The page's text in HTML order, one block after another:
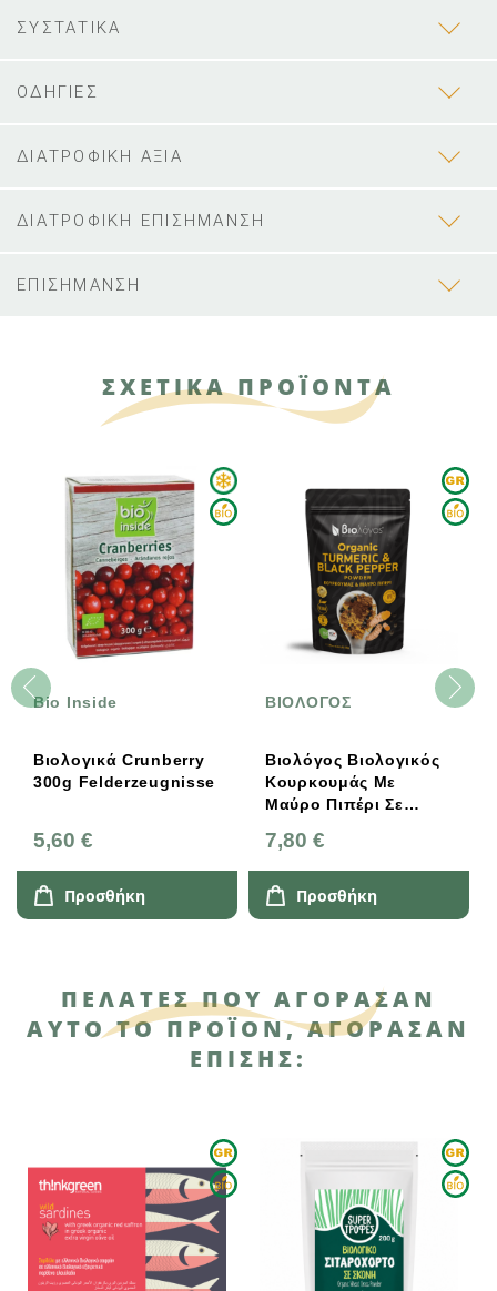
ΣΥΣΤΑΤΙΚΑ
ΟΔΗΓΙΕΣ
ΔΙΑΤΡΟΦΙΚΗ ΑΞΙΑ
ΔΙΑΤΡΟΦΙΚΗ ΕΠΙΣΗΜΑΝΣΗ
ΕΠΙΣΗΜΑΝΣΗ
ΣΧΕΤΙΚΑ ΠΡΟΪΟΝΤΑ
Bio Inside
Βιολογικά Crunberry
300g Felderzeugnisse
5,60 €
Προσθήκη
ΒΙΟΛΟΓΟΣ
Βιολόγος Βιολογικός
Κουρκουμάς Με
Μαύρο Πιπέρι Σε
7,80 €
Προσθήκη
ΠΕΛΆΤΕΣ ΠΟΥ ΑΓΌΡΑΣΑΝ
ΑΥΤΌ ΤΟ ΠΡΟΪΌΝ, ΑΓΌΡΑΣΑΝ
ΕΠΊΣΗΣ: